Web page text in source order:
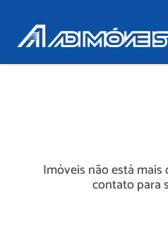
Imóveis não está
contato para